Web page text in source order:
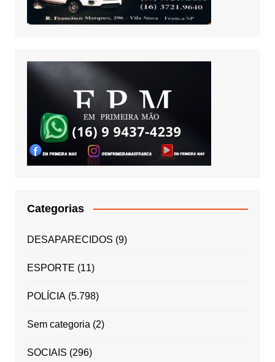
Categorias
DESAPARECIDOS (9)
ESPORTE (11)
POLÍCIA(5.798)
Sem categoria (2)
SOCIAIS (296)